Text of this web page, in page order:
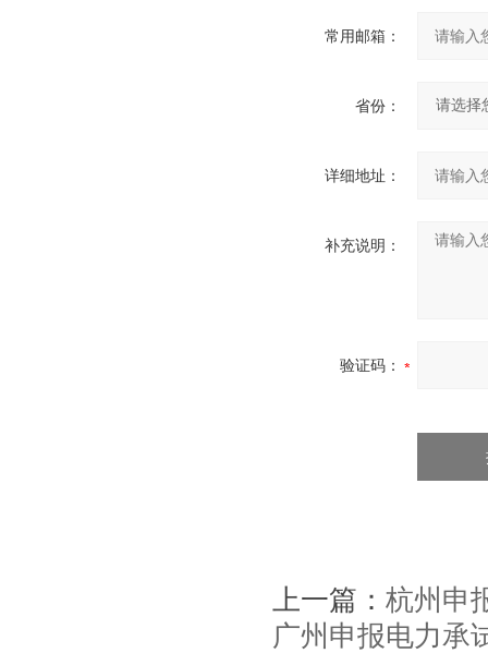
常用邮箱：
省份：
详细地址：
补充说明：
验证码：
上一篇： 杭州申
广州申报电力承